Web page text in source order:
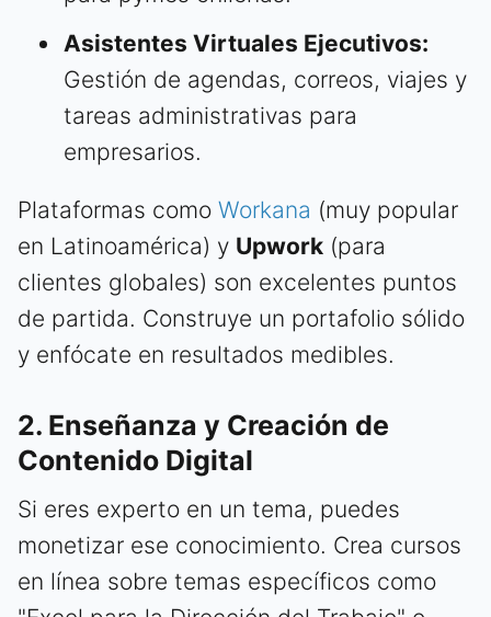
Asistentes Virtuales Ejecutivos:
Gestión de agendas, correos, viajes y
tareas administrativas para
empresarios.
Plataformas como Workana (muy popular
en Latinoamérica) y Upwork (para
clientes globales) son excelentes puntos
de partida. Construye un portafolio sólido
y enfócate en resultados medibles.
2. Enseñanza y Creación de
Contenido Digital
Si eres experto en un tema, puedes
monetizar ese conocimiento. Crea cursos
en línea sobre temas específicos como